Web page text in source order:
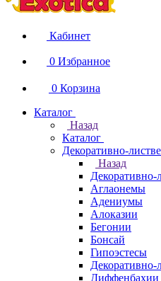
Кабинет
0 Избранное
0 Корзина
Каталог
Назад
Каталог
Декоративно-
Назад
Декоративно-
Аглаонемы
Адениумы
Алоказии
Бегонии
Бонсай
Гипоэстесы
Диффенбахии